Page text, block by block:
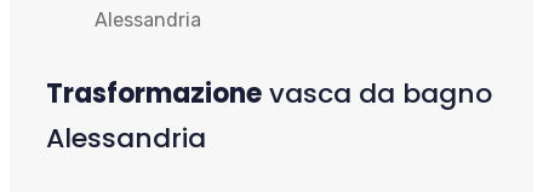
Alessandria
Trasformazionevasca da bagno
Alessandria